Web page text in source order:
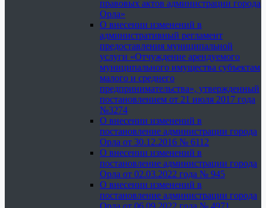
правовых актов администрации города
Орла»
О внесении изменений в
административный регламент
предоставления муниципальной
услуги «Отчуждение арендуемого
муниципального имущества субъектам
малого и среднего
предпринимательства», утвержденный
постановлением от 21 июля 2017 года
№3274
О внесении изменений в
постановление администрации города
Орла от 30.12.2016 № 6112
О внесении изменений в
постановление администрации города
Орла от 02.03.2022 года № 945
О внесении изменений в
постановление администрации города
Орла от 06.09.2022 года № 4971